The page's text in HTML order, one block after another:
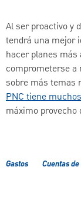
Al ser proactivo y
tendrá una mejor
hacer planes más
comprometerse
sobre más temas
PNC tiene
máximo provecho
Gastos Cuentas